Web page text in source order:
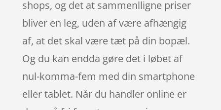
shops, og det at sammenlligne priser
bliver en leg, uden af være afhængig
af, at det skal være tæt på din bopæl.
Og du kan endda gøre det i løbet af
nul-komma-fem med din smartphone
eller tablet. Når du handler online er